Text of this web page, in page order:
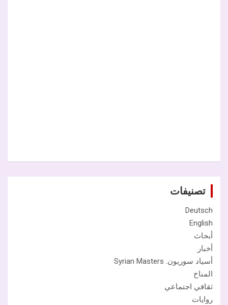
تصنيفات
Deutsch
English
أبحاث
أخبار
أسياد سوريون. Syrian Masters
المناخ
ثقافي اجتماعي
روايات